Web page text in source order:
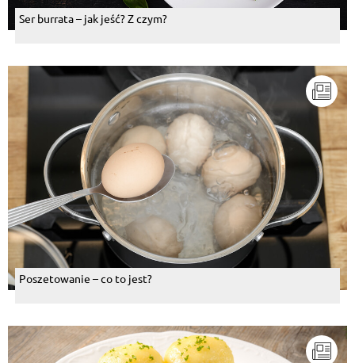
Ser burrata – jak jeść? Z czym?
Poszetowanie – co to jest?